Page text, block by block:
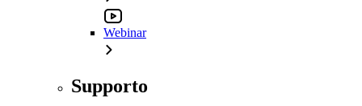
Webinar
Supporto